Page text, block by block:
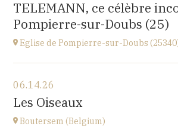
25410 SAINT-VIT
at18H00
Go to site
TELEMANN, ce célèbre
Pompierre-sur-Doubs (25)
Eglise de Pompierre-sur-Doubs
Eglise de Pompierre-sur-Doubs (25340)
3 chemin de l'église
at17H
06.14.26
Les Oiseaux
Boutersem (Belgium)